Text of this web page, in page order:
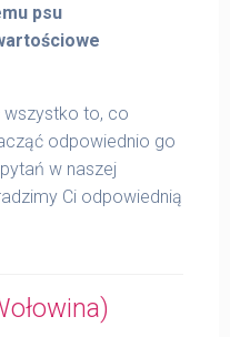
psu
wszystko to, co
odpowiednio go
w naszej
Ci odpowiednią